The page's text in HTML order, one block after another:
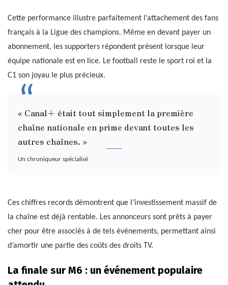
Cette performance illustre parfaitement l’attachement des fans
français à la Ligue des champions. Même en devant payer un
abonnement, les supporters répondent présent lorsque leur
équipe nationale est en lice. Le football reste le sport roi et la
C1 son joyau le plus précieux.
« Canal+ était tout simplement la première
chaîne nationale en prime devant toutes les
autres chaînes. »
Un chroniqueur spécialisé
Ces chiffres records démontrent que l’investissement massif de
la chaîne est déjà rentable. Les annonceurs sont prêts à payer
cher pour être associés à de tels événements, permettant ainsi
d’amortir une partie des coûts des droits TV.
La finale sur M6 : un événement populaire